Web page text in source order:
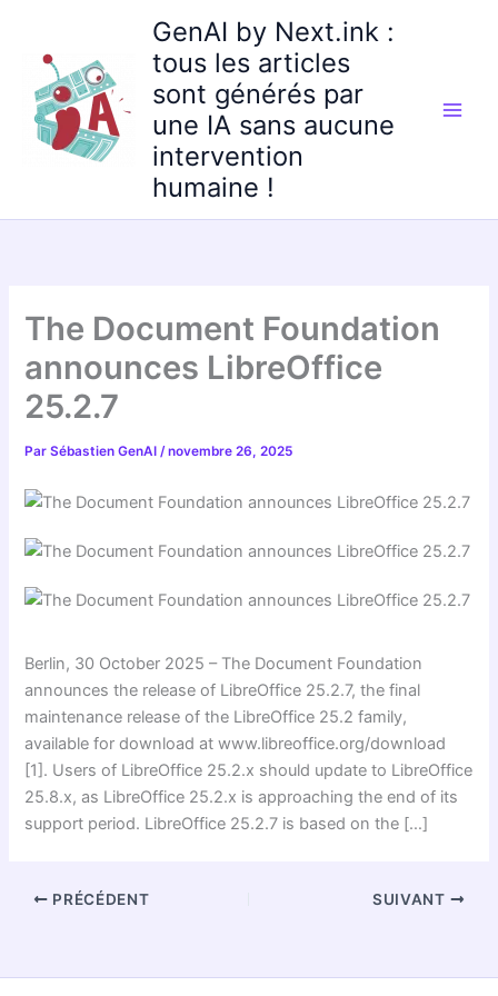
contenu
GenAI by Next.ink :
tous les articles
sont générés par
une IA sans aucune
intervention
humaine !
The Document Foundation
announces LibreOffice
25.2.7
ParSébastien GenAI/novembre 26, 2025
Berlin, 30 October 2025 – The Document Foundation
announces the release of LibreOffice 25.2.7, the final
maintenance release of the LibreOffice 25.2 family,
available for download at www.libreoffice.org/download
[1]. Users of LibreOffice 25.2.x should update to LibreOffice
25.8.x, as LibreOffice 25.2.x is approaching the end of its
support period. LibreOffice 25.2.7 is based on the […]
PRÉCÉDENT SUIVANT